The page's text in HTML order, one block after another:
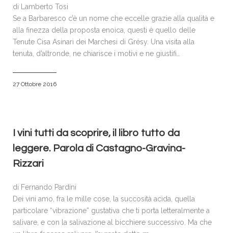
di Lamberto Tosi
Se a Barbaresco c’è un nome che eccelle grazie alla qualità e
alla finezza della proposta enoica, questi è quello delle
Tenute Cisa Asinari dei Marchesi di Grésy. Una visita alla
tenuta, d’altronde, ne chiarisce i motivi e ne giustifi…
27 Ottobre 2016
I vini tutti da scoprire, il libro tutto da
leggere. Parola di Castagno-Gravina-
Rizzari
di Fernando Pardini
Dei vini amo, fra le mille cose, la succosità acida, quella
particolare “vibrazione” gustativa che ti porta letteralmente a
salivare, e con la salivazione al bicchiere successivo. Ma che